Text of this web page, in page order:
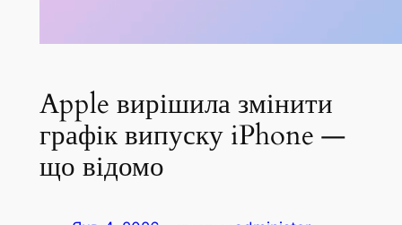
Apple вирішила змінити
графік випуску iPhone —
що відомо